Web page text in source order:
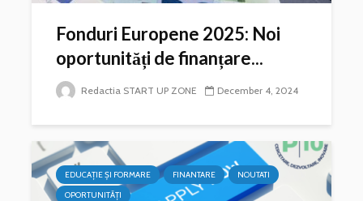
Fonduri Europene 2025: Noi
oportunități de finanțare...
Redactia START UP ZONE December 4, 2024
EDUCAȚIE ȘI FORMARE FINANTARE
NOUTATI
OPORTUNITĂȚI